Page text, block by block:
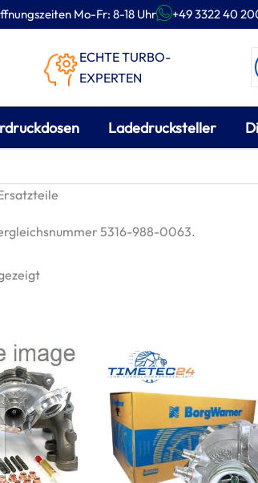
Mo-Fr: 8-18 Uhr +49 3322 40 200
ECHTE TURBO-
EXPERTEN
Ladedrucksteller
5316-988-0063.
Nach